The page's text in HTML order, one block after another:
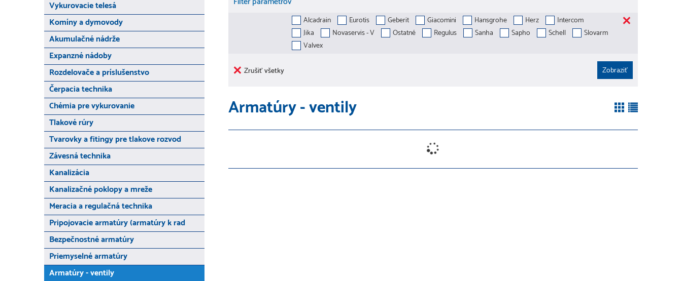
Vykurovacie telesá
Komíny a dymovody
Akumulačné nádrže
Expanzné nádoby
Rozdelovače a príslušenstvo
Čerpacia technika
Chémia pre vykurovanie
Tlakové rúry
Tvarovky a fitingy pre tlakove rozvod
Závesná technika
Kanalizácia
Kanalizačné poklopy a mreže
Meracia a regulačná technika
Pripojovacie armatúry (armatúry k rad
Bezpečnostné armatúry
Priemyselné armatúry
Armatúry - ventily
Alcadrain Eurotis Geberit Giacomini Hansgrohe Herz
Intercom
Jika
Novaservis - V Ostatné Regulus Sanha Sapho Schell
Slovarm
Valvex
Zrušiť všetky
Armatúry - ventily